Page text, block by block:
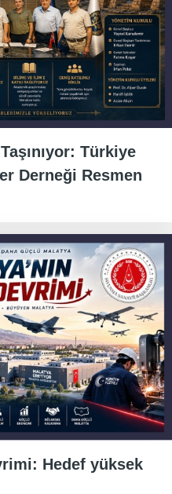
Türkiye
Derneği Resmen
Hedef yüksek